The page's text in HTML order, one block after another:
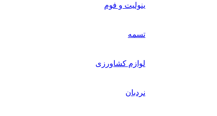
ینولیت و فوم
تسمه
لوازم کشاورزی
نردبان